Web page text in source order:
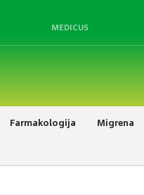
MEDICUS
Farmakologija Migrena